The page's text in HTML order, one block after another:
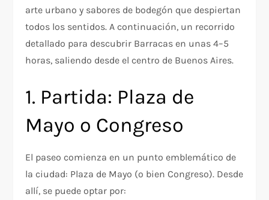
arte urbano y sabores de bodegón que despiertan
todos los sentidos. A continuación, un recorrido
detallado para descubrir Barracas en unas 4–5
horas, saliendo desde el centro de Buenos Aires.
1. Partida: Plaza de
Mayo o Congreso
El paseo comienza en un punto emblemático de
la ciudad: Plaza de Mayo (o bien Congreso). Desde
allí, se puede optar por: